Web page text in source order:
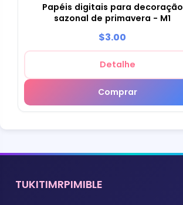
Papéis digitais para decoração
sazonal de primavera - M1
$3.00
Detalhe
Comprar
TUKITIMRPIMIBLE